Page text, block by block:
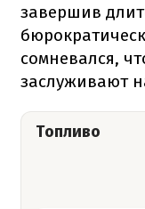
завершив
сомневался,
заслуживают
Топливо